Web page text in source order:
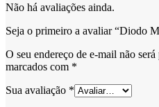
Não há avaliações ainda.
Seja o primeiro a avaliar “Diodo
O seu endereço de e-mail não
marcados com *
Sua avaliação *